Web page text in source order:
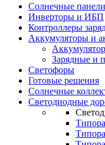
Солнечные панели
Инверторы и ИБП
Контроллеры
Аккумуляторы и
Зарядные и
Светофоры
Готовые решения
Солнечные
Светодиодные